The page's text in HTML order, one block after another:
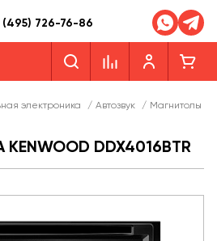
(495) 726-76-86
электроника / Автозвук / Магнитолы
DDX4016BTR